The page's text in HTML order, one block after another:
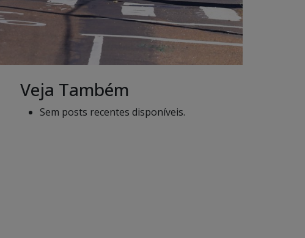
Veja Também
Sem posts recentes disponíveis.